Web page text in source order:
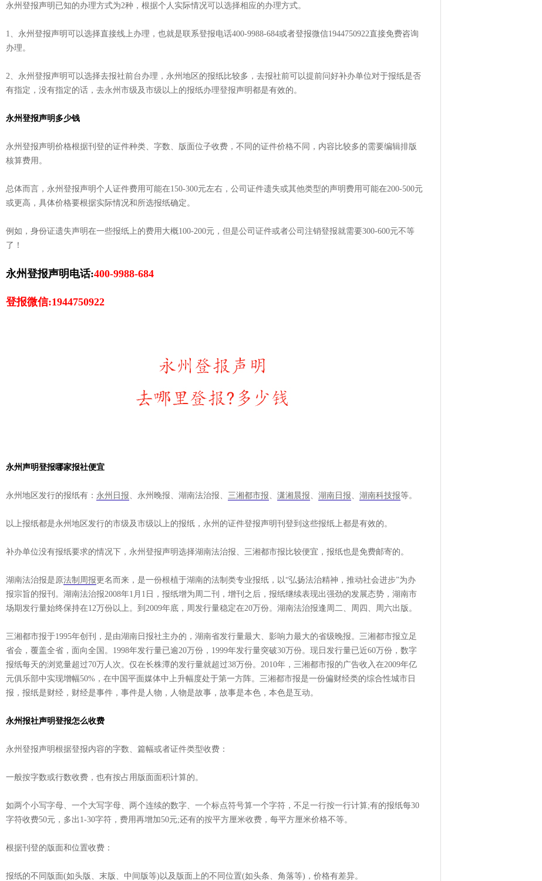
永州登报声明已知的办理方式为2种，根据个人实际情况可以选择相应的办理方式。
1、永州登报声明可以选择直接线上办理，也就是联系登报电话400-9988-684或者登报微信1944750922直接免费咨询
办理。
2、永州登报声明可以选择去报社前台办理，永州地区的报纸比较多，去报社前可以提前问好补办单位对于报纸是否
有指定，没有指定的话，去永州市级及市级以上的报纸办理登报声明都是有效的。
永州登报声明多少钱
永州登报声明价格根据刊登的证件种类、字数、版面位子收费，不同的证件价格不同，内容比较多的需要编辑排版
核算费用。
总体而言，永州登报声明个人证件费用可能在150-300元左右，公司证件遗失或其他类型的声明费用可能在200-500元
或更高，具体价格要根据实际情况和所选报纸确定。
例如，身份证遗失声明在一些报纸上的费用大概100-200元，但是公司证件或者公司注销登报就需要300-600元不等
了！
永州登报声明电话:400-9988-684
登报微信:1944750922
永州声明登报哪家报社便宜
永州地区发行的报纸有： 永州日报、永州晚报、湖南法治报、 三湘都市报、 潇湘晨报、 湖南日报、 湖南科技报等。
以上报纸都是永州地区发行的市级及市级以上的报纸，永州的证件登报声明刊登到这些报纸上都是有效的。
补办单位没有报纸要求的情况下，永州登报声明选择湖南法治报、三湘都市报比较便宜，报纸也是免费邮寄的。
湖南法治报是原法制周报更名而来，是一份根植于湖南的法制类专业报纸，以“弘扬法治精神，推动社会进步”为办
报宗旨的报刊。湖南法治报2008年1月1日，报纸增为周二刊，增刊之后，报纸继续表现出强劲的发展态势，湖南市
场期发行量始终保持在12万份以上。到2009年底，周发行量稳定在20万份。湖南法治报逢周二、周四、周六出版。
三湘都市报于1995年创刊，是由湖南日报社主办的，湖南省发行量最大、影响力最大的省级晚报。三湘都市报立足
省会，覆盖全省，面向全国。1998年发行量已逾20万份，1999年发行量突破30万份。现日发行量已近60万份，数字
报纸每天的浏览量超过70万人次。仅在长株潭的发行量就超过38万份。2010年，三湘都市报的广告收入在2009年亿
元俱乐部中实现增幅50%，在中国平面媒体中上升幅度处于第一方阵。三湘都市报是一份偏财经类的综合性城市日
报，报纸是财经，财经是事件，事件是人物，人物是故事，故事是本色，本色是互动。
永州报社声明登报怎么收费
永州登报声明根据登报内容的字数、篇幅或者证件类型收费：
一般按字数或行数收费，也有按占用版面面积计算的。
如两个小写字母、一个大写字母、两个连续的数字、一个标点符号算一个字符，不足一行按一行计算;有的报纸每30
字符收费50元，多出1-30字符，费用再增加50元;还有的按平方厘米收费，每平方厘米价格不等。
根据刊登的版面和位置收费：
报纸的不同版面(如头版、末版、中间版等)以及版面上的不同位置(如头条、角落等)，价格有差异。